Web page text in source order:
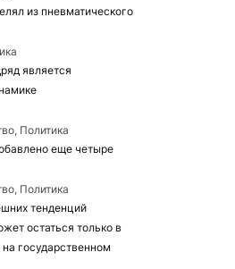
из пневматического
является
Политика
еще четыре
Политика
тенденций
остаться только в
государственном